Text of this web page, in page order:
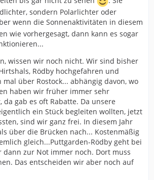
sondern Polarlichter oder
wenn die Sonnenaktivitäten in diesem
wie vorhergesagt, dann kann es sogar
wissen wir noch nicht. Wir sind bisher
Rödby hochgefahren und
über Rostock... abhängig davon, wo
haben wir früher immer sehr
gab es oft Rabatte. Da unsere
ein Stück begleiten wollten, jetzt
sind wir ganz frei. In diesem Jahr
über die Brücken nach... Kostenmäßig
gleich...Puttgarden-Rödby geht bei
dann zur Not immer noch. Dort muss
Das entscheiden wir aber noch auf